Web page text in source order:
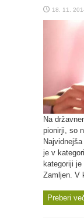
18. 11.
Na
pionirji, so
je v
kategoriji
Zamljen. V
Preberi